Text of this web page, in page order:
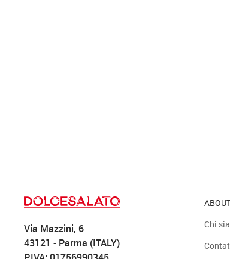
Via Mazzini, 6
43121 - Parma (ITALY)
Chi